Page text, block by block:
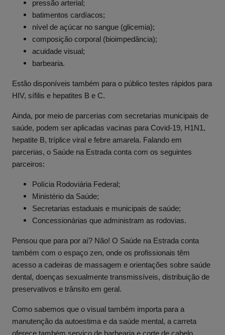
pressão arterial;
batimentos cardíacos;
nível de açúcar no sangue (glicemia);
composição corporal (bioimpedância);
acuidade visual;
barbearia.
Estão disponíveis também para o público testes rápidos para
HIV, sífilis e hepatites B e C.
Ainda, por meio de parcerias com secretarias municipais de
saúde, podem ser aplicadas vacinas para Covid-19, H1N1,
hepatite B, tríplice viral e febre amarela. Falando em
parcerias, o Saúde na Estrada conta com os seguintes
parceiros:
Polícia Rodoviária Federal;
Ministério da Saúde;
Secretarias estaduais e municipais de saúde;
Concessionárias que administram as rodovias.
Pensou que para por aí? Não! O Saúde na Estrada conta
também com o espaço zen, onde os profissionais têm
acesso a cadeiras de massagem e orientações sobre saúde
dental, doenças sexualmente transmissíveis, distribuição de
preservativos e trânsito em geral.
Como sabemos que o visual também importa para a
manutenção da autoestima e da saúde mental, a carreta